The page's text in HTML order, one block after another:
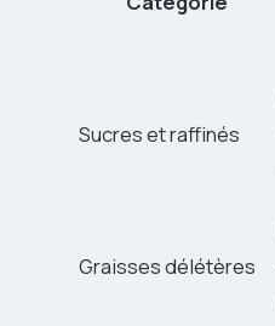
Sucres et raffinés
Graisses délétères